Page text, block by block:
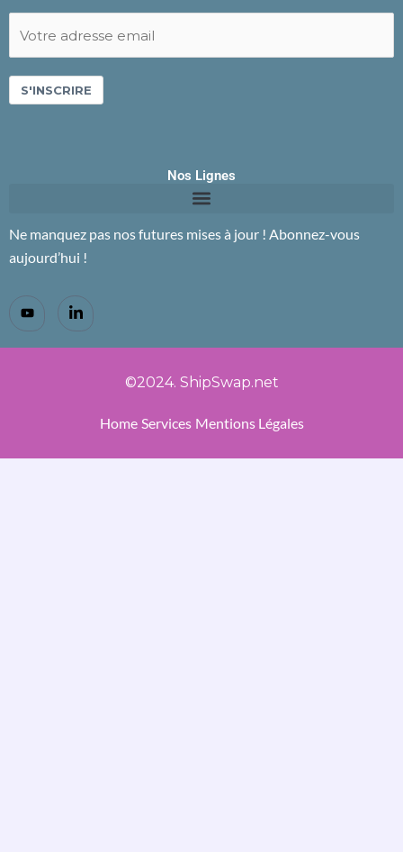
S'INSCRIRE
Nos Lignes
Ne manquez pas nos futures mises à jour ! Abonnez-vous
aujourd’hui !
©2024. ShipSwap.net
Home Services Mentions Légales